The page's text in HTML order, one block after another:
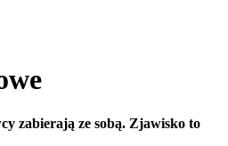
zabierają ze sobą. Zjawisko to